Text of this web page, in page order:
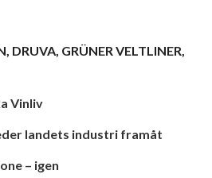
, DRUVA, GRÜNER VELTLINER,
Vinliv
landets industri framåt
– igen